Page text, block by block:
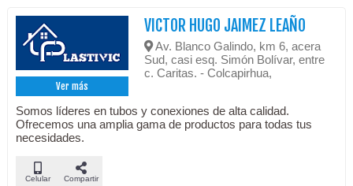
Ver más
VICTOR HUGO JAIMEZ LEAÑO
Av. Blanco Galindo, km 6, acera
Sud, casi esq. Simón Bolívar, entre
c. Caritas. - Colcapirhua,
Somos líderes en tubos y conexiones de alta calidad.
Ofrecemos una amplia gama de productos para todas tus
necesidades.
Celular Compartir